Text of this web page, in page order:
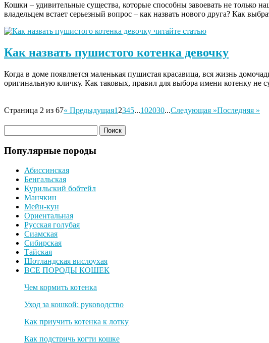
Кошки – удивительные существа, которые способны завоевать не только
владельцем встает серьезный вопрос – как назвать нового друга? Как
Как назвать пушистого котенка девочку
Когда в доме появляется маленькая пушистая красавица, вся жизнь
оригинальную кличку. Как таковых, правил для выбора имени котенку
Страница 2 из 67« Предыдущая1 2345...102030...Следующая »Последняя »
Популярные породы
Абиссинская
Бенгальская
Курильский бобтейл
Манчкин
Мейн-кун
Ориентальная
Русская голубая
Сиамская
Сибирская
Тайская
Шотландская вислоухая
ВСЕ ПОРОДЫ КОШЕК
Чем кормить котенка
Уход за кошкой: руководство
Как приучить котенка к лотку
Как подстричь когти кошке